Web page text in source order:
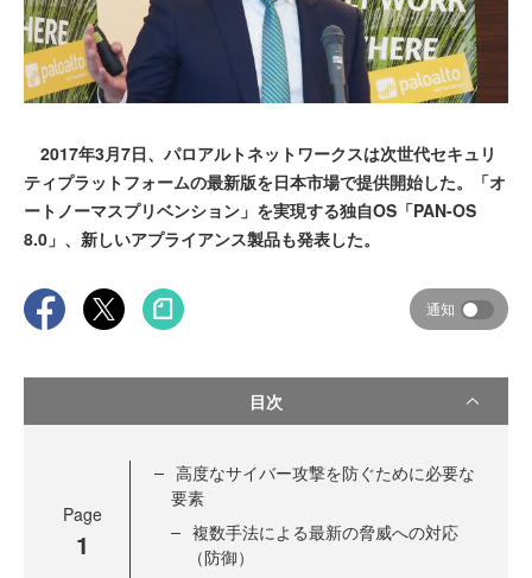
2017年3月7日、パロアルトネットワークスは次世代セキュリ
ティプラットフォームの最新版を日本市場で提供開始した。「オ
ートノーマスプリベンション」を実現する独自OS「PAN-OS
8.0」、新しいアプライアンス製品も発表した。
通知
目次
Page
1
高度なサイバー攻撃を防ぐために必要な
要素
複数手法による最新の脅威への対応
（防御）